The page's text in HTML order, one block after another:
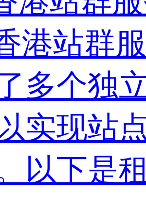
港站群
多个独
实现站
以下是